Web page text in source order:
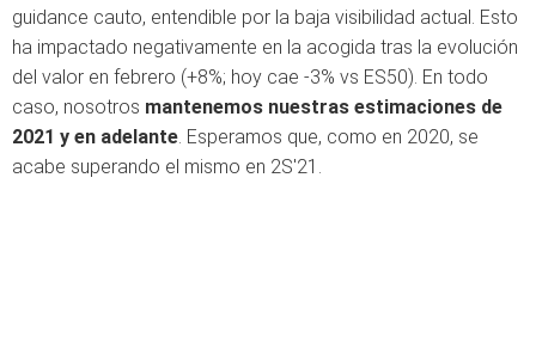
guidance cauto, entendible por la baja visibilidad actual. Esto
ha impactado negativamente en la acogida tras la evolución
del valor en febrero (+8%; hoy cae -3% vs ES50). En todo
caso, nosotros mantenemos nuestras estimaciones de
2021 y en adelante. Esperamos que, como en 2020, se
acabe superando el mismo en 2S'21.